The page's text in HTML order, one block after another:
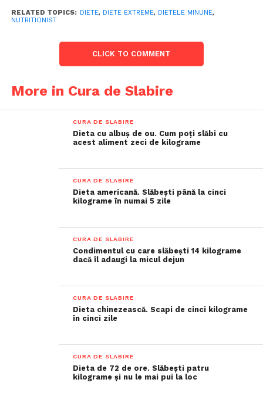
RELATED TOPICS: DIETE, DIETE EXTREME, DIETELE MINUNE,
NUTRITIONIST
CLICK TO COMMENT
More in Cura de Slabire
CURA DE SLABIRE
Dieta cu albuș de ou. Cum poți slăbi cu
acest aliment zeci de kilograme
CURA DE SLABIRE
Dieta americană. Slăbești până la cinci
kilograme în numai 5 zile
CURA DE SLABIRE
Condimentul cu care slăbești 14 kilograme
dacă îl adaugi la micul dejun
CURA DE SLABIRE
Dieta chinezească. Scapi de cinci kilograme
în cinci zile
CURA DE SLABIRE
Dieta de 72 de ore. Slăbești patru
kilograme și nu le mai pui la loc